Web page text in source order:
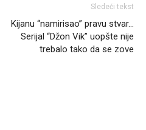
Sledeći tekst
Kijanu “namirisao” pravu stvar…
Serijal “Džon Vik” uopšte nije
trebalo tako da se zove